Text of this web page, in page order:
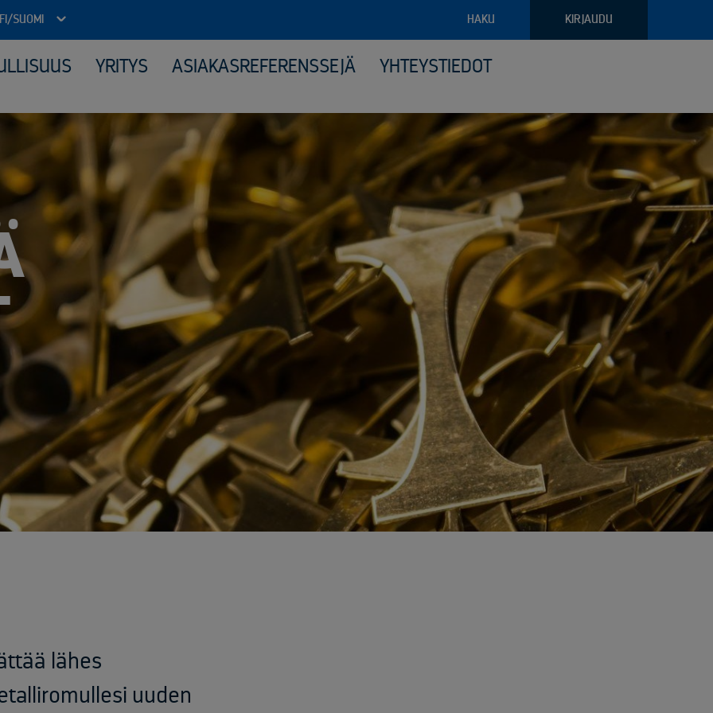
FI/SUOMI KIRJAUDU
HAKU
Arkistojen tyhjennys ja tietoturvatuhous
Autokierrätyspalvelut kunnille
ICT-laitteiden tietoturvallinen uusiokäyttö​
Kiinteähintaiset tuhous- ja kierrätyspaketit
Komposiitin kierrätys
Monipuolinen yhteistyö kunnallisten jäteyhtiöiden kanssa
Purkuprojektit
Räätälöity viranomaisyhteistyö
Sähköinen siirtoasiakirjapalvelu
Virkapukujen ja työvaatteiden tietoturvallinen kierrätys
Yliopistot ja tutkimuspalvelut​
Elektroniikan tietoturvalliset kierrätysratkaisut
Kattava raportointi
Keräilyvälineistö
Materiaalien ja arkaluontoisten dokumenttien turvatuhous
Monipuoliset noudon tilausvaihtoehdot
Perusjätehuollon palvelut
Räätälöity palvelu logistiikassa ja keräilyssä
Sähköinen siirtoasiakirjapalvelu
Tuotanto- ja kunnossapitoromun kierrätys
Rakentaminen ja infrastruktuuri
Arkaluontoisten dokumenttien tuhous
Elektroniikan tietoturvaratkaisut
Luotettavat kuljetuskumppanit
Muut käsittelypalvelut
Rakennusjätteen vastaanotto
Raportointi
Sähkö ja energia
Akkujen kierrätys
Asbestijätteen käsittely ja loppusijoitus
Elektroniikan tietoturvaratkaisut
Kaapeleiden kierrätys
Kyllästettyjen pylväiden kierrätys
Metallien käsittely ja kierrätys raaka-aineiksi
YRITYS ASIAKASREFERENSSEJÄ YHTEYSTIEDOT
lähes
uuden